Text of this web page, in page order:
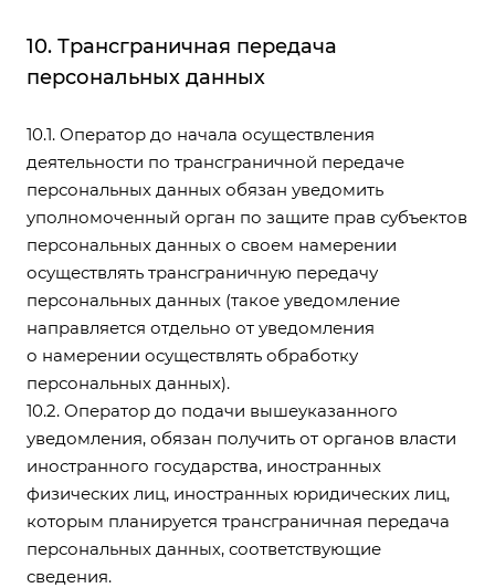
10. Трансграничная передача
персональных данных
10.1. Оператор до начала осуществления
деятельности по трансграничной передаче
персональных данных обязан уведомить
уполномоченный орган по защите прав субъектов
персональных данных о своем намерении
осуществлять трансграничную передачу
персональных данных (такое уведомление
направляется отдельно от уведомления
о намерении осуществлять обработку
персональных данных).
10.2. Оператор до подачи вышеуказанного
уведомления, обязан получить от органов власти
иностранного государства, иностранных
физических лиц, иностранных юридических лиц,
которым планируется трансграничная передача
персональных данных, соответствующие
сведения.